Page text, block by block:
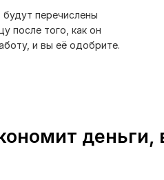
будут перечислены
после того, как он
и вы её одобрите.